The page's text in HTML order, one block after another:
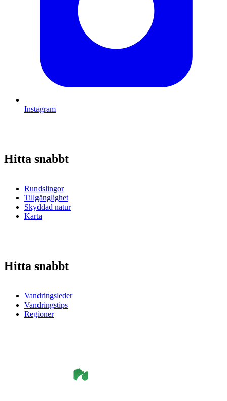
Instagram
Hitta snabbt
Rundslingor
Tillgänglighet
Skyddad natur
Karta
Hitta snabbt
Vandringsleder
Vandringstips
Regioner